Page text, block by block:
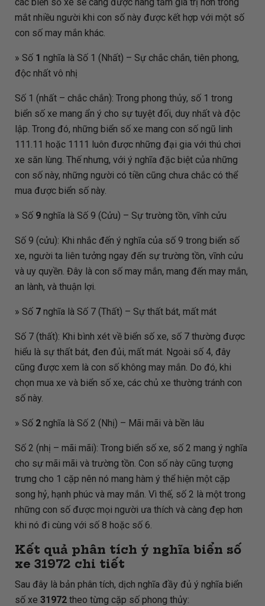
mắt nhiều người khi con số này được kết hợp với một số
con số may mắn khác.
» Số 1 nghĩa là Số 1 (Nhất) – Sự chắc chắn, tiên phong,
độc nhất vô nhị
Số 1 (nhất – chắc chắn): Trong phong thủy, số 1 trong
biển số xe mang ẩn ý cho sự tuyệt đối, duy nhất và độc
lập. Trong đó, những biển số xe mang con số ngũ linh
111.11 hoặc 1111 luôn được những đại gia với thú chơi
xe săn lùng. Thế nhưng, với ý nghĩa đặc biệt của những
con số này, những người có tiền cũng chưa chắc có thể
mua được biển số này.
» Số 9nghĩa là Số 9 (Cửu) – Sự trường tồn, vĩnh cửu
Số 9 (cửu): Khi nhắc đến ý nghĩa của số 9 trong biển số
xe, người ta liên tưởng ngay đến sự trường tồn, vĩnh cửu
và uy quyền. Đây là con số may mắn, mang đến may mắn,
an lành, và thuận lợi.
» Số 7nghĩa là Số 7 (Thất) – Sự thất bát, mất mát
Số 7 (thất): Khi bình xét về biển số xe, số 7 thường được
hiểu là sự thất bát, đen đủi, mất mát. Ngoài số 4, đây
cũng được xem là con số không may mắn. Do đó, khi
chọn mua xe và biển số xe, các chủ xe thường tránh con
số này.
» Số 2nghĩa là Số 2 (Nhị) – Mãi mãi và bền lâu
Số 2 (nhị – mãi mãi): Trong biển số xe, số 2 mang ý nghĩa
cho sự mãi mãi và trường tồn. Con số này cũng tượng
trưng cho 1 cặp nên nó mang hàm ý thể hiện một cặp
song hỷ, hạnh phúc và may mắn. Vì thế, số 2 là một trong
những con số được mọi người ưa thích và càng đẹp hơn
khi nó đi cùng với số 8 hoặc số 6.
Kết quả phân tích ý nghĩa biển số
xe 31972 chi tiết
Sau đây là bản phân tích, dịch nghĩa đầy đủ ý nghĩa biển
số xe 31972theo từng cặp số phong thủy: